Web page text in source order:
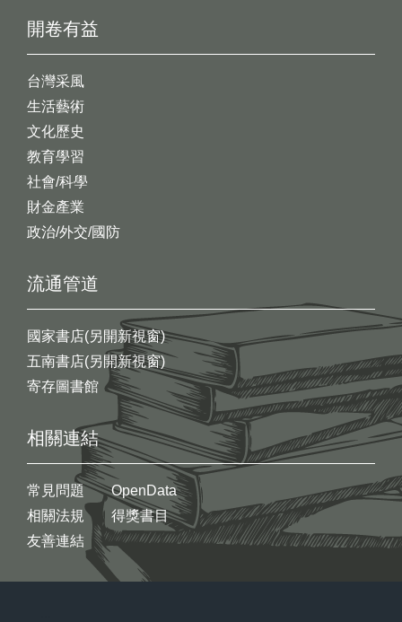
開卷有益
台灣采風
生活藝術
文化歷史
教育學習
社會/科學
財金產業
政治/外交/國防
流通管道
國家書店(另開新視窗)
五南書店(另開新視窗)
寄存圖書館
相關連結
常見問題
相關法規
友善連結
OpenData
得獎書目